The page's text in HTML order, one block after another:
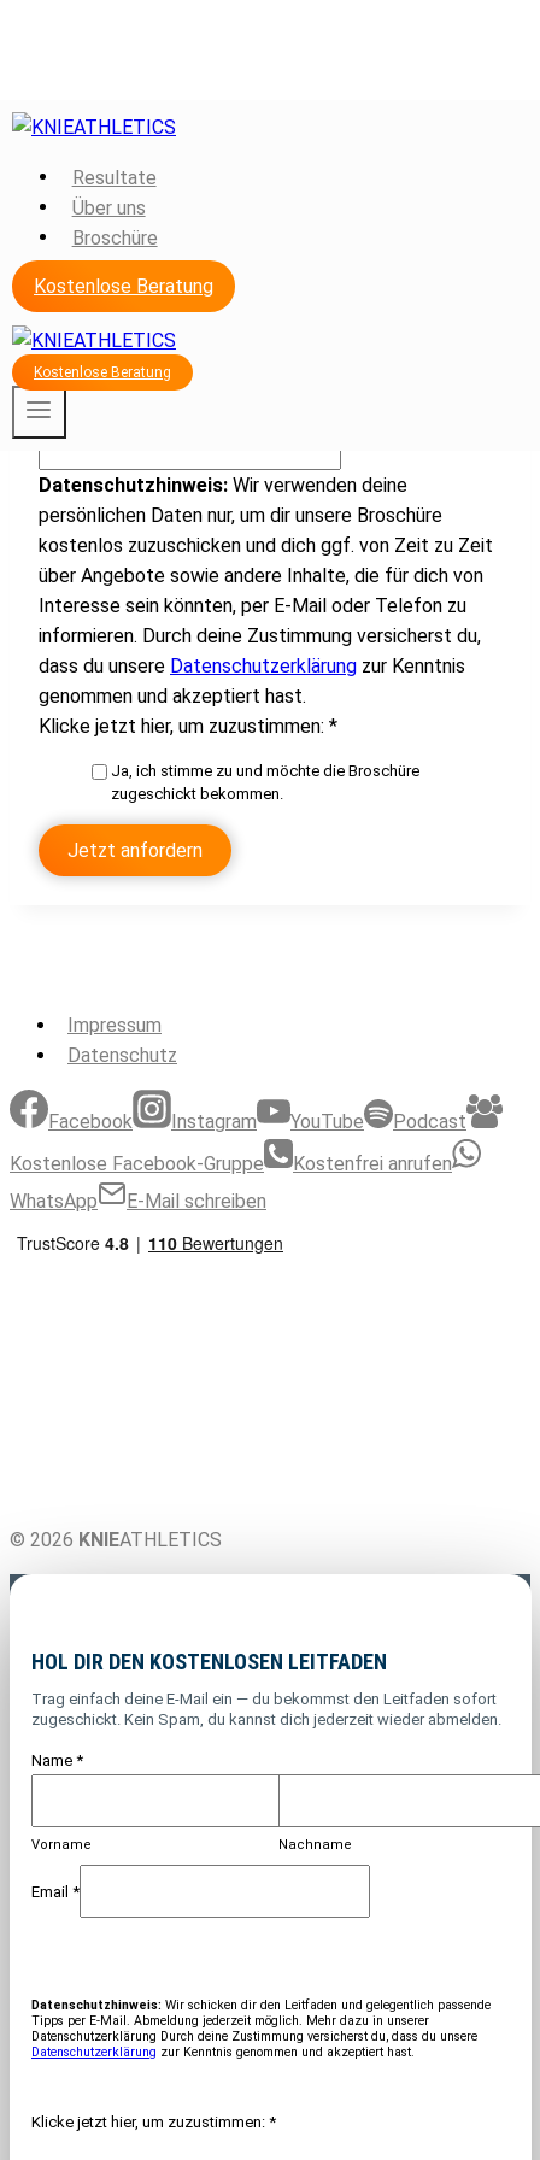
Zum
springenResultate
Über uns
Broschüre
Kostenlose Beratung
Kostenlose Beratung
Die Broschüre ist schon bald
zu dir unterwegs.
Dein Name*
Deine E-Mail Adresse:
Datenschutzhinweis: Wir verwenden deine
persönlichen Daten nur, um dir unsere Broschüre
kostenlos zuzuschicken und dich ggf. von Zeit zu Zeit
über Angebote sowie andere Inhalte, die für dich von
Interesse sein könnten, per E-Mail oder Telefon zu
informieren. Durch deine Zustimmung versicherst du,
dass du unsere Datenschutzerklärung zur Kenntnis
genommen und akzeptiert hast.
Klicke jetzt hier, um zuzustimmen: *
Ja, ich stimme zu und möchte die Broschüre
zugeschickt bekommen.
Jetzt anfordern
Impressum
Datenschutz
Facebook Instagram YouTube
Podcast
Kostenlose Facebook-Gruppe
Kostenfrei anrufen
WhatsApp
E-Mail schreiben
© 2026 KNIEATHLETICS
HOL DIR DEN KOSTENLOSEN LEITFADEN
Trag einfach deine E-Mail ein — du bekommst den Leitfaden sofort
zugeschickt. Kein Spam, du kannst dich jederzeit wieder abmelden.
Name *
Vorname Nachname
Email *
Datenschutzhinweis: Wir schicken dir den Leitfaden und gelegentlich passende
Tipps per E-Mail. Abmeldung jederzeit möglich. Mehr dazu in unserer
Datenschutzerklärung Durch deine Zustimmung versicherst du, dass du unsere
Datenschutzerklärung zur Kenntnis genommen und akzeptiert hast.
Klicke jetzt hier, um zuzustimmen: *